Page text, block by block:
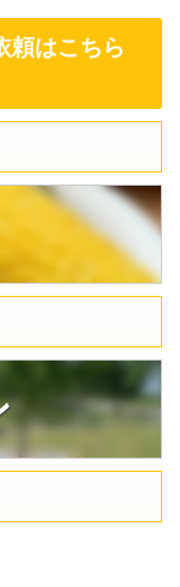
頼はこちら